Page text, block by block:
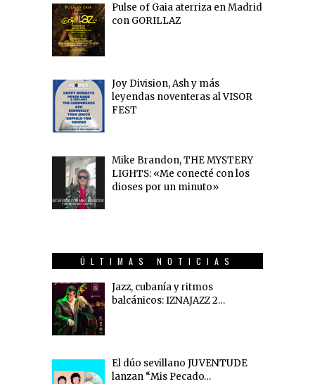
Pulse of Gaia aterriza en Madrid
con GORILLAZ
Joy Division, Ash y más
leyendas noventeras al VISOR
FEST
Mike Brandon, THE MYSTERY
LIGHTS: «Me conecté con los
dioses por un minuto»
ÚLTIMAS NOTICIAS
Jazz, cubanía y ritmos
balcánicos: IZNAJAZZ 2…
El dúo sevillano JUVENTUDE
lanzan “Mis Pecado…